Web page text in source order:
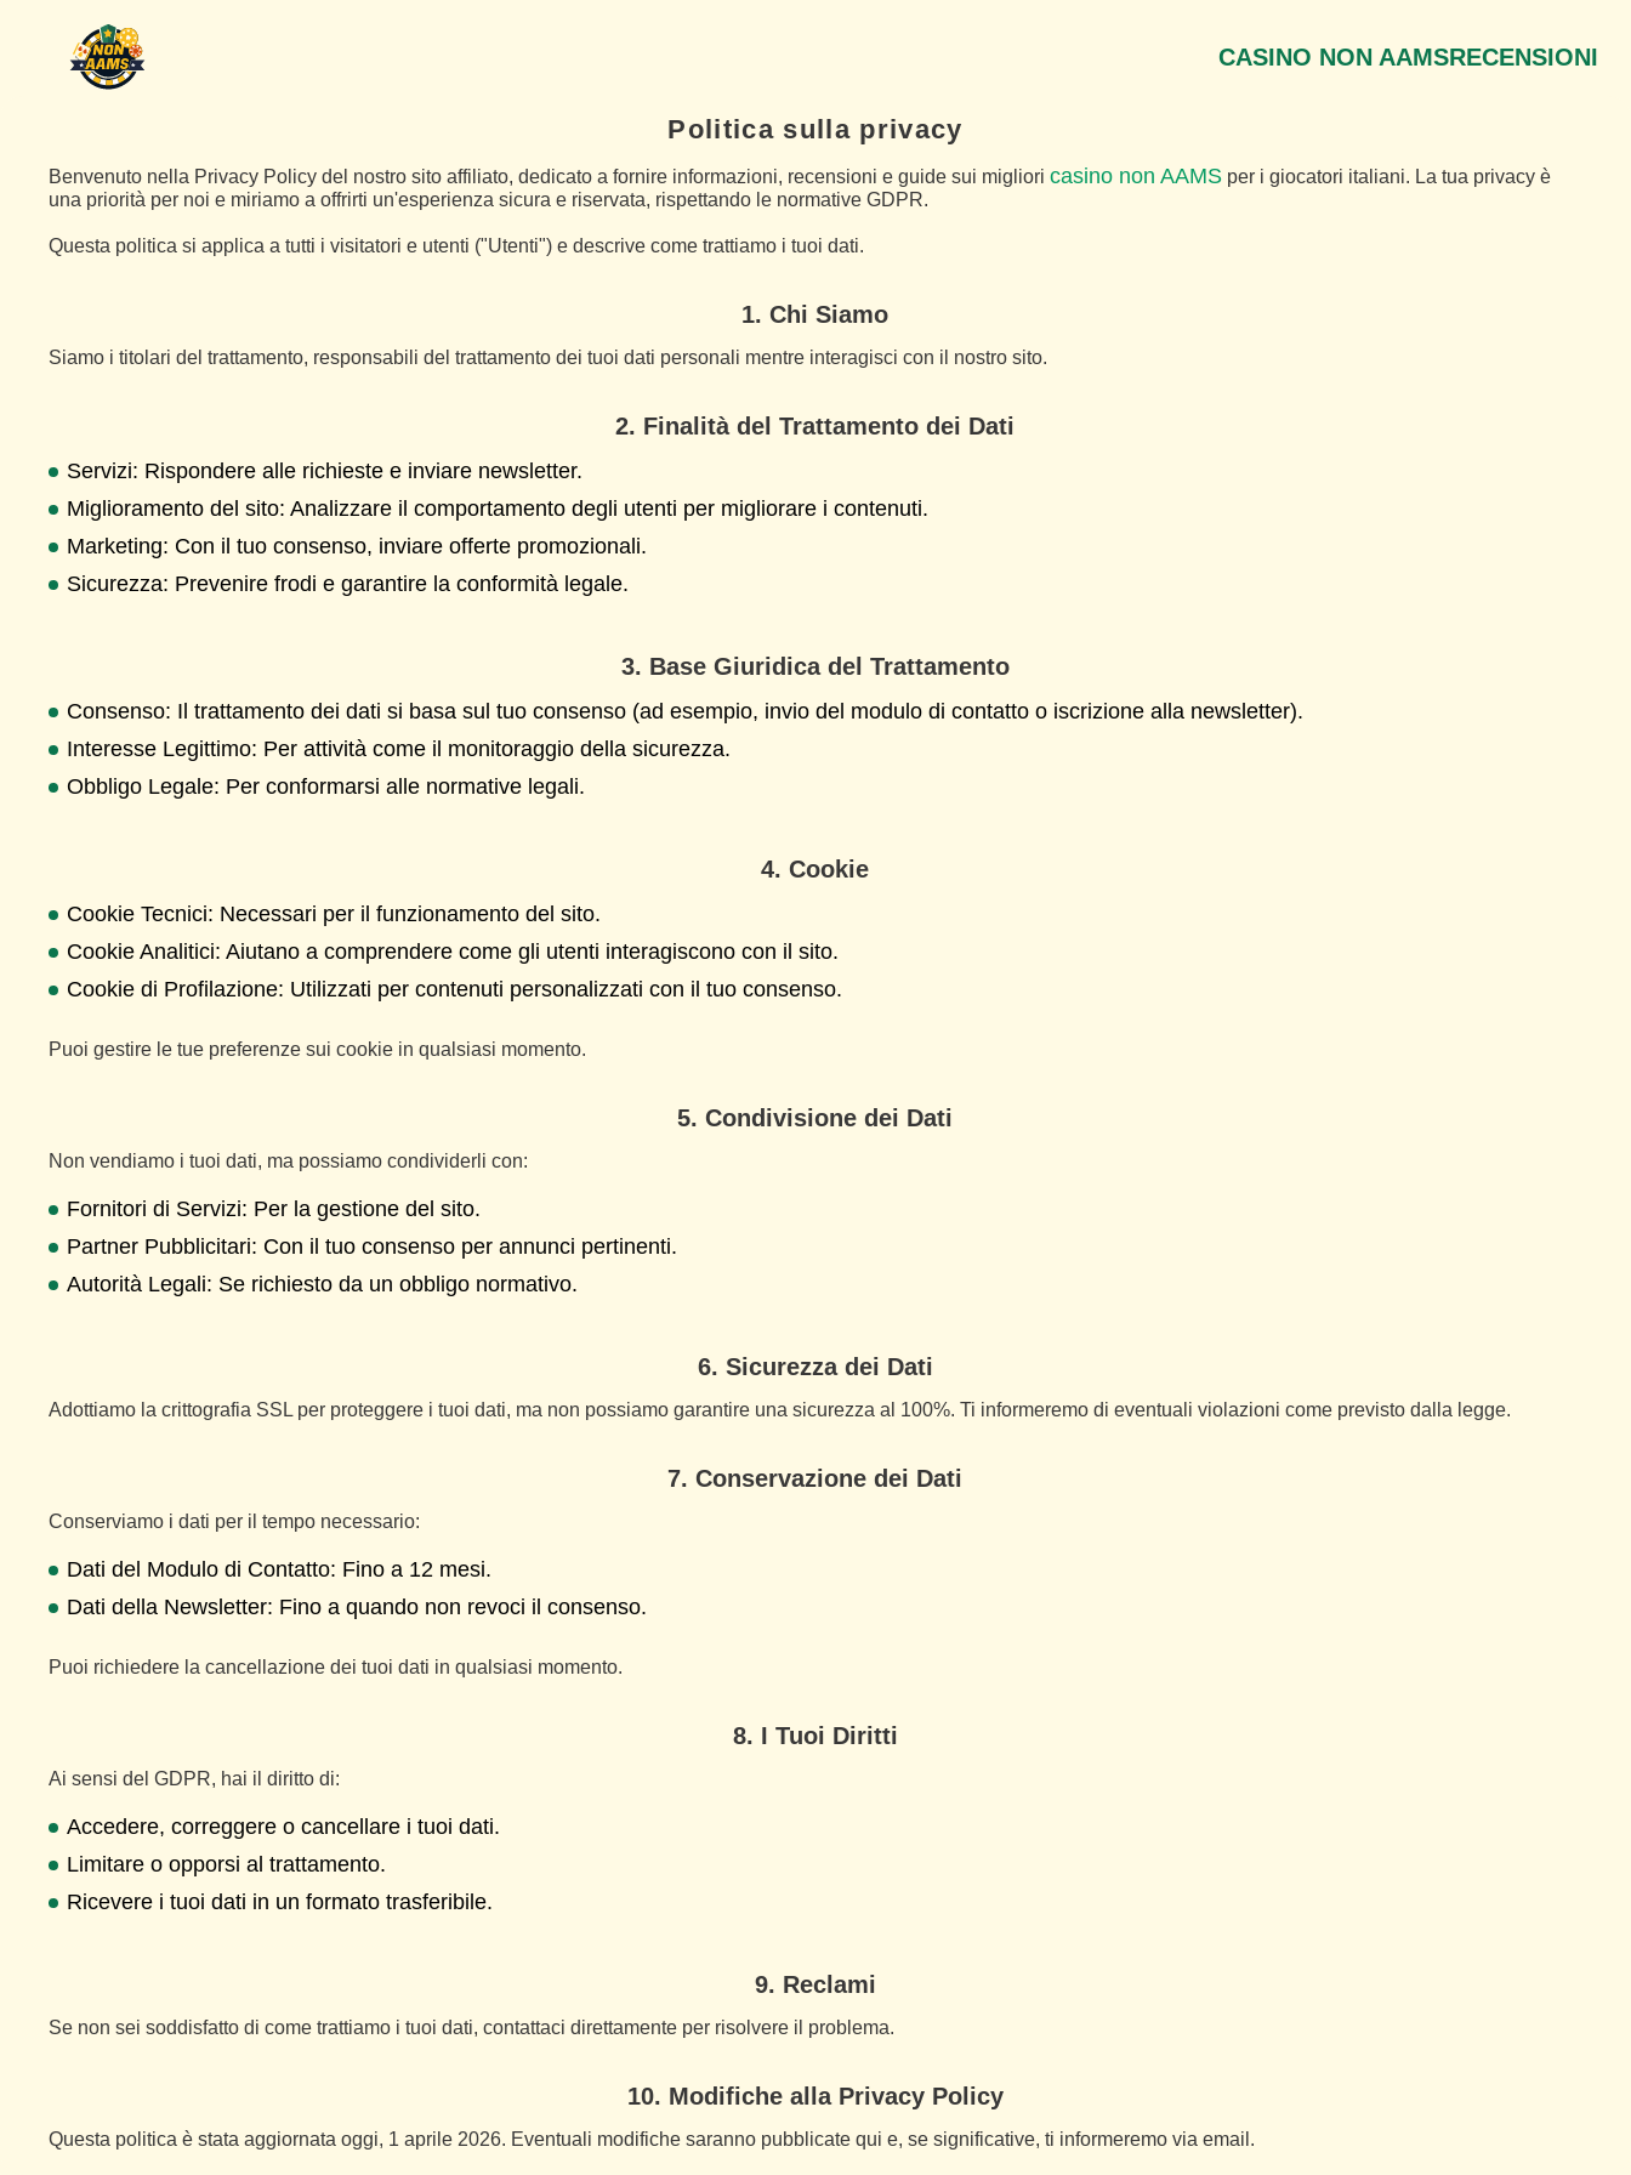
CASINO NON AAMSRECENSIONI
Politica sulla privacy
Benvenuto nella Privacy Policy del nostro sito affiliato, dedicato a fornire informazioni, recensioni e guide sui miglioricasino non AAMS per i giocatori italiani. La tua privacy è
una priorità per noi e miriamo a offrirti un'esperienza sicura e riservata, rispettando le normative GDPR.
Questa politica si applica a tutti i visitatori e utenti ("Utenti") e descrive come trattiamo i tuoi dati.
1. Chi Siamo
Siamo i titolari del trattamento, responsabili del trattamento dei tuoi dati personali mentre interagisci con il nostro sito.
2. Finalità del Trattamento dei Dati
Servizi: Rispondere alle richieste e inviare newsletter.
Miglioramento del sito: Analizzare il comportamento degli utenti per migliorare i contenuti.
Marketing: Con il tuo consenso, inviare offerte promozionali.
Sicurezza: Prevenire frodi e garantire la conformità legale.
3. Base Giuridica del Trattamento
Consenso: Il trattamento dei dati si basa sul tuo consenso (ad esempio, invio del modulo di contatto o iscrizione alla newsletter).
Interesse Legittimo: Per attività come il monitoraggio della sicurezza.
Obbligo Legale: Per conformarsi alle normative legali.
4. Cookie
Cookie Tecnici: Necessari per il funzionamento del sito.
Cookie Analitici: Aiutano a comprendere come gli utenti interagiscono con il sito.
Cookie di Profilazione: Utilizzati per contenuti personalizzati con il tuo consenso.
Puoi gestire le tue preferenze sui cookie in qualsiasi momento.
5. Condivisione dei Dati
Non vendiamo i tuoi dati, ma possiamo condividerli con:
Fornitori di Servizi: Per la gestione del sito.
Partner Pubblicitari: Con il tuo consenso per annunci pertinenti.
Autorità Legali: Se richiesto da un obbligo normativo.
6. Sicurezza dei Dati
Adottiamo la crittografia SSL per proteggere i tuoi dati, ma non possiamo garantire una sicurezza al 100%. Ti informeremo di eventuali violazioni come previsto dalla legge.
7. Conservazione dei Dati
Conserviamo i dati per il tempo necessario:
Dati del Modulo di Contatto: Fino a 12 mesi.
Dati della Newsletter: Fino a quando non revoci il consenso.
Puoi richiedere la cancellazione dei tuoi dati in qualsiasi momento.
8. I Tuoi Diritti
Ai sensi del GDPR, hai il diritto di:
Accedere, correggere o cancellare i tuoi dati.
Limitare o opporsi al trattamento.
Ricevere i tuoi dati in un formato trasferibile.
9. Reclami
Se non sei soddisfatto di come trattiamo i tuoi dati, contattaci direttamente per risolvere il problema.
10. Modifiche alla Privacy Policy
Questa politica è stata aggiornata oggi, 1 aprile 2026. Eventuali modifiche saranno pubblicate qui e, se significative, ti informeremo via email.